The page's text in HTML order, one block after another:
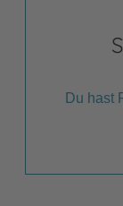
Du hast